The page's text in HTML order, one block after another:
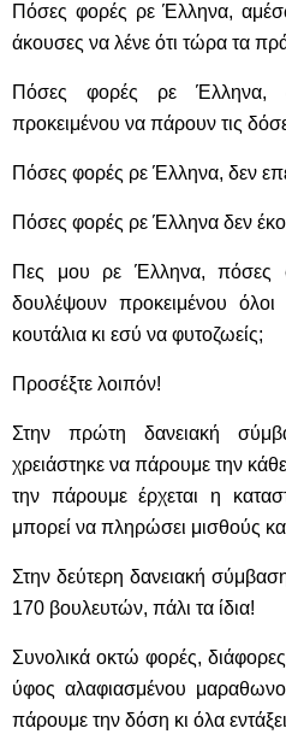
Πόσες φορές ρε Έλληνα,
άκουσες να λένε ότι τώρα τα
Πόσες φορές ρε
προκειμένου να πάρουν τις
Πόσες φορές ρε Έλληνα, δεν
Πόσες φορές ρε Έλληνα δεν
Πες μου ρε Έλληνα, πόσες
δουλέψουν προκειμένου
κουτάλια κι εσύ να φυτοζωείς;
Προσέξτε λοιπόν!
Στην πρώτη δανειακή
χρειάστηκε να πάρουμε την
την πάρουμε έρχεται η
μπορεί να πληρώσει μισθούς
Στην δεύτερη δανειακή
170 βουλευτών, πάλι τα ίδια!
Συνολικά οκτώ φορές,
ύφος αλαφιασμένου
πάρουμε την δόση κι όλα